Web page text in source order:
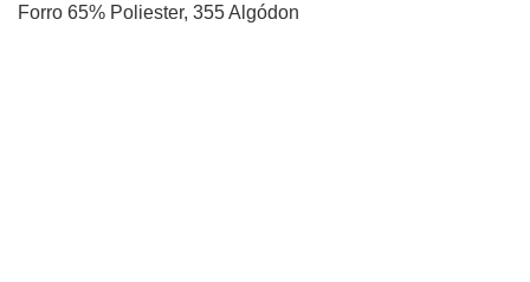
Forro 65% Poliester, 355 Algódon